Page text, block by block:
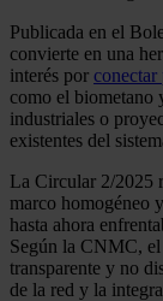
Publicada en el
convierte en una
interés por conectar
como el
industriales o
existentes del
La Circular 2/2025
marco homogéneo
hasta ahora
Según la CNMC,
transparente y no
de la red y la